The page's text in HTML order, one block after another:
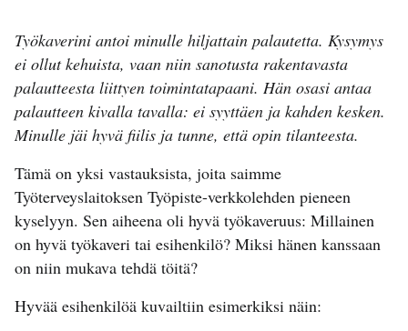
Työkaverini antoi minulle hiljattain palautetta. Kysymys
ei ollut kehuista, vaan niin sanotusta rakentavasta
palautteesta liittyen toimintatapaani. Hän osasi antaa
palautteen kivalla tavalla: ei syyttäen ja kahden kesken.
Minulle jäi hyvä fiilis ja tunne, että opin tilanteesta.
Tämä on yksi vastauksista, joita saimme
Työterveyslaitoksen Työpiste-verkkolehden pieneen
kyselyyn. Sen aiheena oli hyvä työkaveruus: Millainen
on hyvä työkaveri tai esihenkilö? Miksi hänen kanssaan
on niin mukava tehdä töitä?
Hyvää esihenkilöä kuvailtiin esimerkiksi näin: